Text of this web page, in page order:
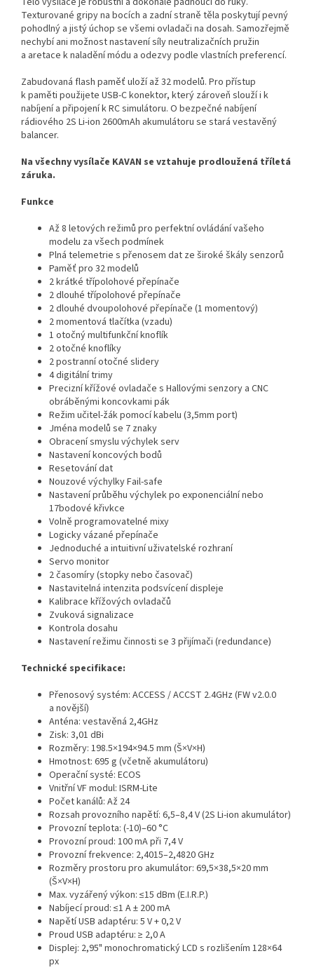
Texturované gripy na bocích a zadní straně těla poskytují pevný
pohodlný a jistý úchop se všemi ovladači na dosah. Samozřejmě
nechybí ani možnost nastavení síly neutralizačních pružin
a aretace k naladění módu a odezvy podle vlastních preferencí.
Zabudovaná flash paměť uloží až 32 modelů. Pro přístup
k paměti použijete USB-C konektor, který zároveň slouží i k
nabíjení a připojení k RC simulátoru. O bezpečné nabíjení
rádiového 2S Li-ion 2600mAh akumulátoru se stará vestavěný
balancer.
Na všechny vysílače KAVAN se vztahuje prodloužená tříletá
záruka.
Funkce
Až 8 letových režimů pro perfektní ovládání vašeho
modelu za všech podmínek
Plná telemetrie s přenosem dat ze široké škály senzorů
Paměť pro 32 modelů
2 krátké třípolohové přepínače
2 dlouhé třípolohové přepínače
2 dlouhé dvoupolohové přepínače (1 momentový)
2 momentová tlačítka (vzadu)
1 otočný multifunkční knoflík
2 otočné knoflíky
2 postranní otočné slidery
4 digitální trimy
Precizní křížové ovladače s Hallovými senzory a CNC
obráběnými koncovkami pák
Režim učitel-žák pomocí kabelu (3,5mm port)
Jména modelů se 7 znaky
Obracení smyslu výchylek serv
Nastavení koncových bodů
Resetování dat
Nouzové výchylky Fail-safe
Nastavení průběhu výchylek po exponenciální nebo
17bodové křivkce
Volně programovatelné mixy
Logicky vázané přepínače
Jednoduché a intuitivní uživatelské rozhraní
Servo monitor
2 časomíry (stopky nebo časovač)
Nastavitelná intenzita podsvícení displeje
Kalibrace křížových ovladačů
Zvuková signalizace
Kontrola dosahu
Nastavení režimu činnosti se 3 přijímači (redundance)
Technické specifikace:
Přenosový systém: ACCESS / ACCST 2.4GHz (FW v2.0.0
a novější)
Anténa: vestavěná 2,4GHz
Zisk: 3,01 dBi
Rozměry: 198.5×194×94.5 mm (Š×V×H)
Hmotnost: 695 g (včetně akumulátoru)
Operační systé: ECOS
Vnitřní VF modul: ISRM-Lite
Počet kanálů: Až 24
Rozsah provozního napětí: 6,5–8,4 V (2S Li-ion akumulátor)
Provozní teplota: (-10)–60 °C
Provozní proud: 100 mA při 7,4 V
Provozní frekvence: 2,4015–2,4820 GHz
Rozměry prostoru pro akumulátor: 69,5×38,5×20 mm
(Š×V×H)
Max. vyzářený výkon: ≤15 dBm (E.I.R.P.)
Nabíjecí proud: ≤1 A ± 200 mA
Napětí USB adaptéru: 5 V + 0,2 V
Proud USB adaptéru: ≥ 2,0 A
Displej: 2,95" monochromatický LCD s rozlišením 128×64
px